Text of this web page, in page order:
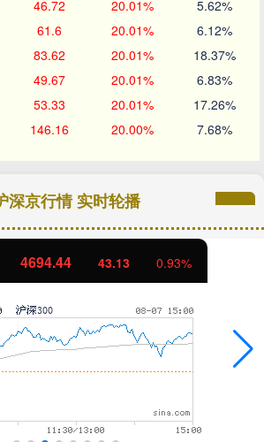
46.72 20.01% 5.62%
61.6 20.01% 6.12%
83.62 20.01% 18.37%
49.67 20.01% 6.83%
53.33 20.01% 17.26%
146.16 20.00% 7.68%
深京行情 实时轮播
4694.44 43.13 0.93%